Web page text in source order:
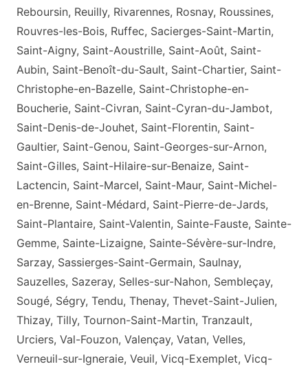
Reboursin, Reuilly, Rivarennes, Rosnay, Roussines,
Rouvres-les-Bois, Ruffec, Sacierges-Saint-Martin,
Saint-Aigny, Saint-Aoustrille, Saint-Août, Saint-
Aubin, Saint-Benoît-du-Sault, Saint-Chartier, Saint-
Christophe-en-Bazelle, Saint-Christophe-en-
Boucherie, Saint-Civran, Saint-Cyran-du-Jambot,
Saint-Denis-de-Jouhet, Saint-Florentin, Saint-
Gaultier, Saint-Genou, Saint-Georges-sur-Arnon,
Saint-Gilles, Saint-Hilaire-sur-Benaize, Saint-
Lactencin, Saint-Marcel, Saint-Maur, Saint-Michel-
en-Brenne, Saint-Médard, Saint-Pierre-de-Jards,
Saint-Plantaire, Saint-Valentin, Sainte-Fauste, Sainte-
Gemme, Sainte-Lizaigne, Sainte-Sévère-sur-Indre,
Sarzay, Sassierges-Saint-Germain, Saulnay,
Sauzelles, Sazeray, Selles-sur-Nahon, Sembleçay,
Sougé, Ségry, Tendu, Thenay, Thevet-Saint-Julien,
Thizay, Tilly, Tournon-Saint-Martin, Tranzault,
Urciers, Val-Fouzon, Valençay, Vatan, Velles,
Verneuil-sur-Igneraie, Veuil, Vicq-Exemplet, Vicq-